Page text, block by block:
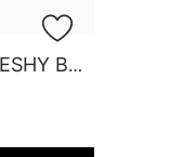
Кроссовки Strobbs MESHY BASE M 3931-25